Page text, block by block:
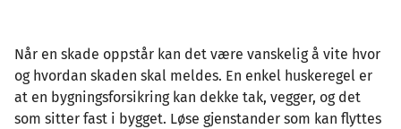
Når en skade oppstår kan det være vanskelig å vite hvor
og hvordan skaden skal meldes. En enkel huskeregel er
at en bygningsforsikring kan dekke tak, vegger, og det
som sitter fast i bygget. Løse gjenstander som kan flyttes